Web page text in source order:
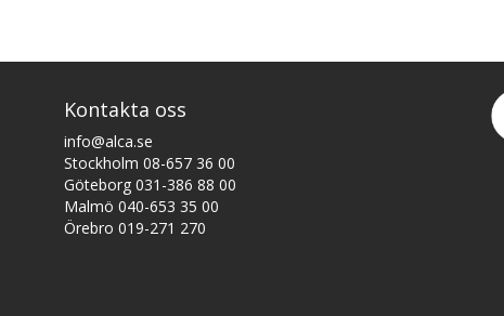
Kontakta oss
info@alca.se
Stockholm 08-657 36 00
Göteborg 031-386 88 00
Malmö 040-653 35 00
Örebro 019-271 270